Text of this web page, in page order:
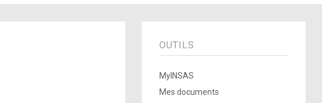
OUTILS
MyINSAS
Mes documents